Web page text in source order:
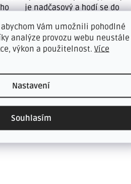
Vám umožnili pohodlné
analýze provozu webu neustále
výkon a použitelnost. Více
Nastavení
Souhlasím
je nadčasový a hodí se do
SKLADEM
391 Kč bez DPH